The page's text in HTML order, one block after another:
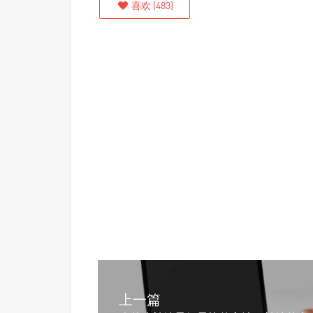
喜欢 (483)
上一篇